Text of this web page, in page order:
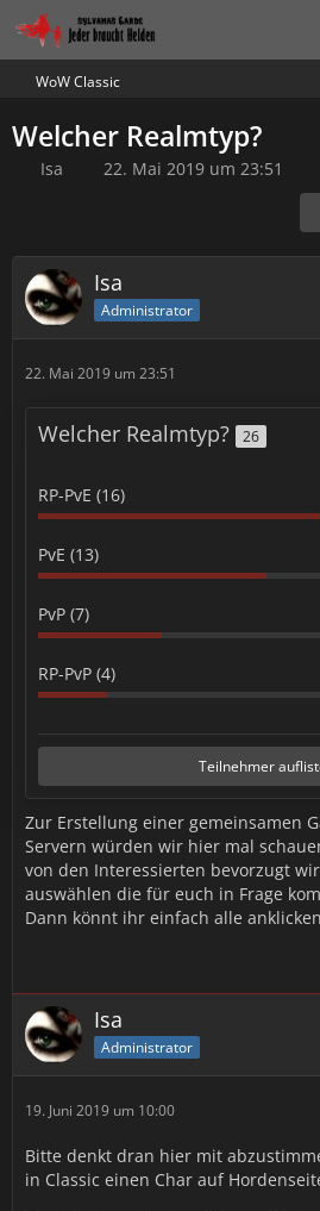
WoW Classic
Welcher Realmtyp?
Isa 22. Mai 2019 um 23:51
Isa
Administrator
22. Mai 2019 um 23:51
Welcher Realmtyp? 26
RP-PvE (16)
PvE (13)
PvP (7)
RP-PvP (4)
Teilnehmer
Zur Erstellung einer gemeinsamen
Servern würden wir hier mal
von den Interessierten bevorzugt
auswählen die für euch in Frage
Dann könnt ihr einfach alle anklicken
Isa
Administrator
19. Juni 2019 um 10:00
Bitte denkt dran hier mit
in Classic einen Char auf